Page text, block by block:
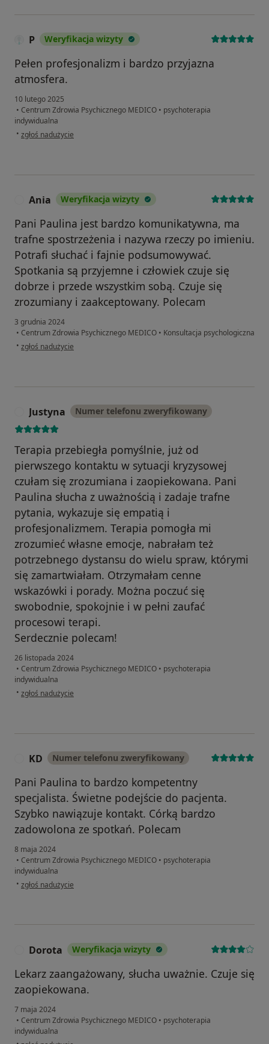
P Weryfikacja wizyty
Pełen profesjonalizm i bardzo przyjazna
atmosfera.
10 lutego 2025
• Centrum Zdrowia Psychicznego MEDICO • psychoterapia
indywidualna
• w opinii użytkownika P
zgłoś nadużycie
Ania Weryfikacja wizyty
Pani Paulina jest bardzo komunikatywna, ma
trafne spostrzeżenia i nazywa rzeczy po imieniu.
Potrafi słuchać i fajnie podsumowywać.
Spotkania są przyjemne i człowiek czuje się
dobrze i przede wszystkim sobą. Czuje się
zrozumiany i zaakceptowany. Polecam
3 grudnia 2024
• Centrum Zdrowia Psychicznego MEDICO • Konsultacja psychologiczna
• w opinii użytkownika Ania
zgłoś nadużycie
Justyna Numer telefonu zweryfikowany
Terapia przebiegła pomyślnie, już od
pierwszego kontaktu w sytuacji kryzysowej
czułam się zrozumiana i zaopiekowana. Pani
Paulina słucha z uważnością i zadaje trafne
pytania, wykazuje się empatią i
profesjonalizmem. Terapia pomogła mi
zrozumieć własne emocje, nabrałam też
potrzebnego dystansu do wielu spraw, którymi
się zamartwiałam. Otrzymałam cenne
wskazówki i porady. Można poczuć się
swobodnie, spokojnie i w pełni zaufać
procesowi terapi.
Serdecznie polecam!
26 listopada 2024
• Centrum Zdrowia Psychicznego MEDICO • psychoterapia
indywidualna
• w opinii użytkownika Justyna
zgłoś nadużycie
KD Numer telefonu zweryfikowany
Pani Paulina to bardzo kompetentny
specjalista. Świetne podejście do pacjenta.
Szybko nawiązuje kontakt. Córką bardzo
zadowolona ze spotkań. Polecam
8 maja 2024
• Centrum Zdrowia Psychicznego MEDICO • psychoterapia
indywidualna
• w opinii użytkownika KD
zgłoś nadużycie
Dorota Weryfikacja wizyty
Lekarz zaangażowany, słucha uważnie. Czuje się
zaopiekowana.
7 maja 2024
• Centrum Zdrowia Psychicznego MEDICO • psychoterapia
indywidualna
w opinii użytkownika Dorota